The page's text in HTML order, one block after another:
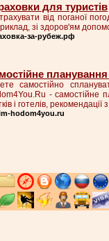
для туристів
від поганої
зі здоров'ям
за-рубеж.рф
самостійно
- самостійне
і готелів,
hodom4you.ru